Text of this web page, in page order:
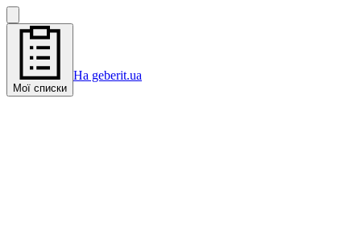
Мої списки
На geberit.ua